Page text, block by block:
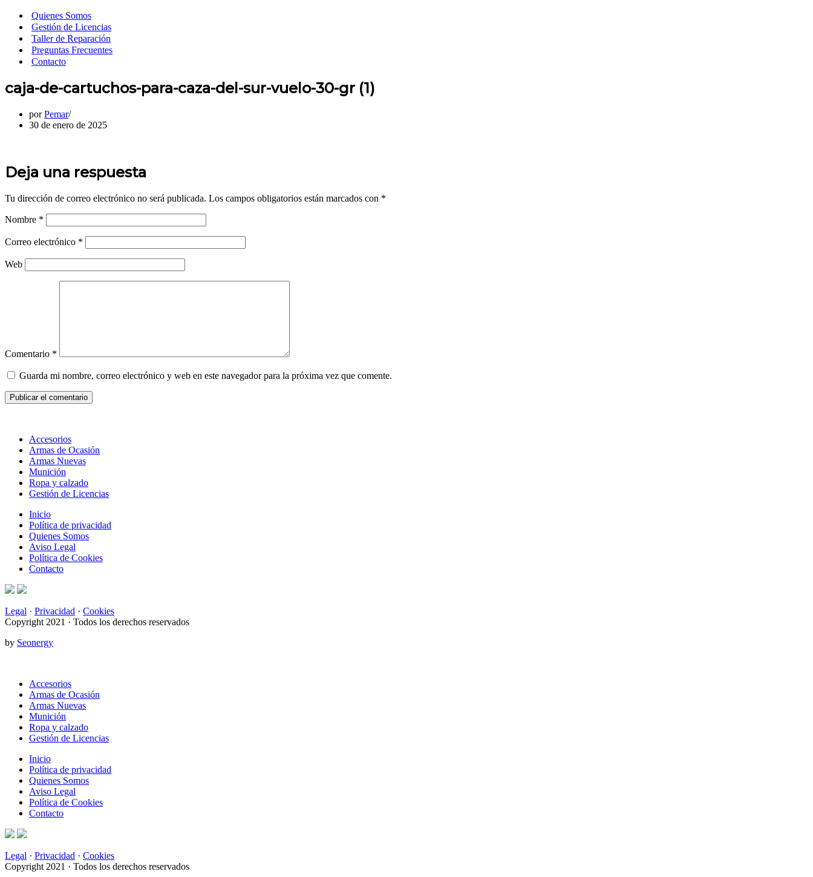
Quienes Somos
Gestión de Licencias
Taller de Reparación
Preguntas Frecuentes
Contacto
caja-de-cartuchos-para-caza-del-sur-vuelo-30-gr (1)
porPemar
30 de enero de 2025
Deja una respuesta
Tu dirección de correo electrónico no será publicada. Los campos obligatorios están marcados con *
Nombre *
Correo electrónico *
Web
Comentario *
Guarda mi nombre, correo electrónico y web en este navegador para la próxima vez que comente.
Accesorios
Armas de Ocasión
Armas Nuevas
Munición
Ropa y calzado
Gestión de Licencias
Inicio
Política de privacidad
Quienes Somos
Aviso Legal
Política de Cookies
Contacto
Legal · Privacidad · Cookies
Copyright 2021 · Todos los derechos reservados
by Seonergy
Accesorios
Armas de Ocasión
Armas Nuevas
Munición
Ropa y calzado
Gestión de Licencias
Inicio
Política de privacidad
Quienes Somos
Aviso Legal
Política de Cookies
Contacto
Legal · Privacidad · Cookies
Copyright 2021 · Todos los derechos reservados